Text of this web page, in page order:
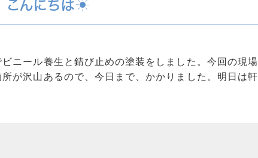
こんにちは☀️
ニール養生と錆び止めの塗装をしました。今回の現場
が沢山あるので、今日まで、かかりました。明日は軒